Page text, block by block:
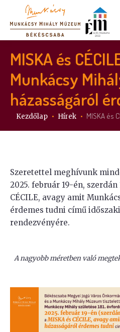
MISKA és
Munkácsy
házasságáról
Itt vagy:
Kezdőlap Hírek MISKA és
Szeretettel meghívunk
2025. február 19-én, szerdán
CÉCILE, avagy amit
érdemes tudni című
rendezvényére.
A nagyobb méretben való